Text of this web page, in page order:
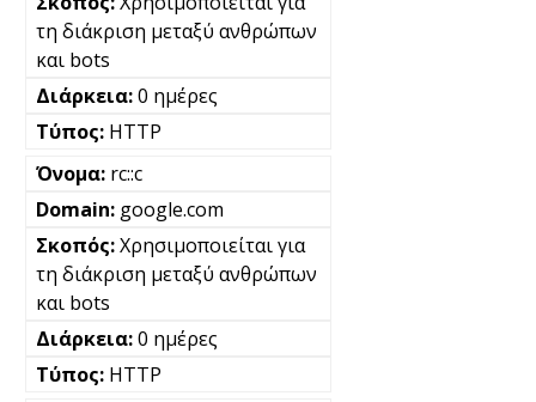
τη διάκριση μεταξύ ανθρώπων
και bots
0 ημέρες
HTTP
rc::c
google.com
Χρησιμοποιείται για
τη διάκριση μεταξύ ανθρώπων
και bots
0 ημέρες
HTTP